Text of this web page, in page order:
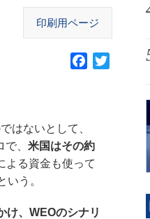
印刷用ページ
o
o
はないとして、
、 米国はその約
よる資金も使って
う。
け、WEOのシナリ